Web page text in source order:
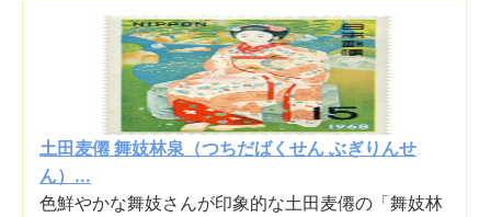
土田麦僊 舞妓林泉（つちだばくせん ぶぎりんせ
ん）...
色鮮やかな舞妓さんが印象的な土田麦僊の「舞妓林